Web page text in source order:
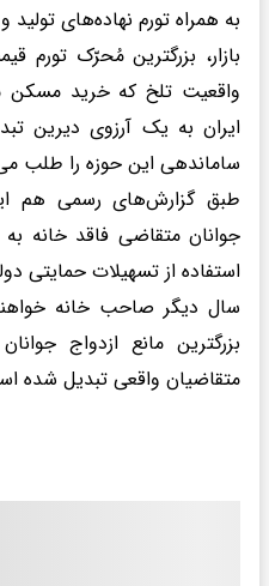
به همراه تورم نهاده‌های
بازار، بزرگترین مُحرّک
واقعیت تلخ که خرید مسکن
ایران به یک آرزوی دیرین
ساماندهی این حوزه را طلب
طبق گزارش‌های رسمی هم
جوانان متقاضی فاقد خانه
سال دیگر صاحب خانه
بزرگترین مانع ازدواج
متقاضیان واقعی تبدیل شده